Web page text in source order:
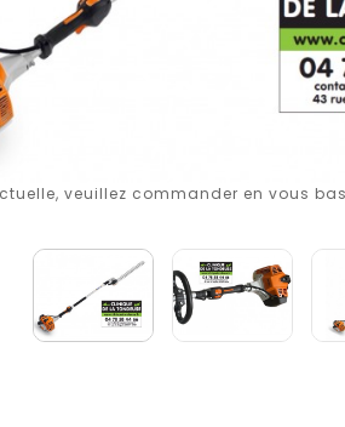
veuillez commander en vous